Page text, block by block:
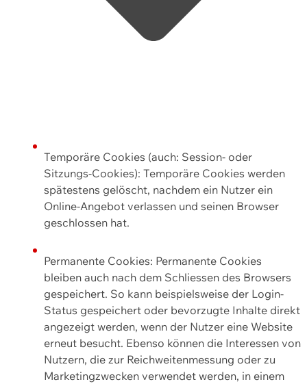
Temporäre Cookies (auch: Session- oder
Sitzungs-Cookies): Temporäre Cookies werden
spätestens gelöscht, nachdem ein Nutzer ein
Online-Angebot verlassen und seinen Browser
geschlossen hat.
Permanente Cookies: Permanente Cookies
bleiben auch nach dem Schliessen des Browsers
gespeichert. So kann beispielsweise der Login-
Status gespeichert oder bevorzugte Inhalte direkt
angezeigt werden, wenn der Nutzer eine Website
erneut besucht. Ebenso können die Interessen von
Nutzern, die zur Reichweitenmessung oder zu
Marketingzwecken verwendet werden, in einem